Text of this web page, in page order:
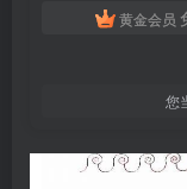
黄金会员
您